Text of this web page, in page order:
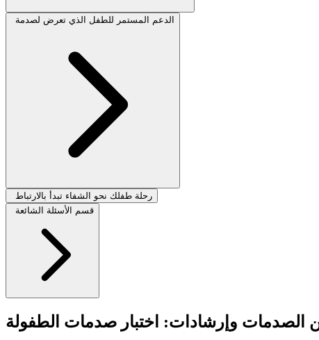
الدعم المستمر للطفل الذي تعرض لصدمة
رحلة طفلك نحو الشفاء تبدأ بالارتباط
قسم الأسئلة الشائعة
الصدمات وإرشادات: اختبار صدمات الطفولة